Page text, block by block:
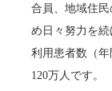
合員、地域住
め日々努力を続
利用患者数（
120万人です。